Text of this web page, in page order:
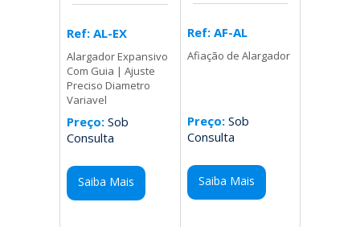
Ref: AL-EX
Alargador Expansivo
Com Guia | Ajuste
Preciso Diametro
Variavel
Preço: Sob
Consulta
Saiba Mais
Ref: AF-AL
Afiação de Alargador
Preço:Sob
Consulta
Saiba Mais